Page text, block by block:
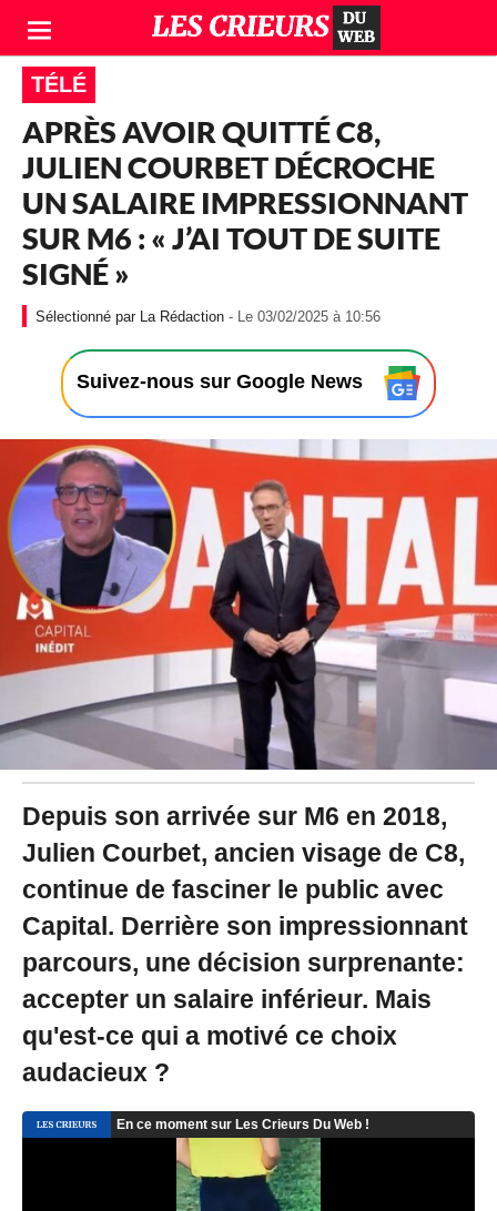
TÉLÉ
APRÈS AVOIR QUITTÉ C8,
JULIEN COURBET DÉCROCHE
UN SALAIRE IMPRESSIONNANT
SUR M6 : « J’AI TOUT DE SUITE
SIGNÉ »
La Rédaction - Le 03/02/2025 à 10:56
0
3
/
0
2
5
à
1
0
:
Suivez-nous sur Google News
Depuis son arrivée sur M6 en 2018,
Julien Courbet, ancien visage de C8,
continue de fasciner le public avec
Capital. Derrière son impressionnant
parcours, une décision surprenante:
accepter un salaire inférieur. Mais
qu'est-ce qui a motivé ce choix
audacieux ?